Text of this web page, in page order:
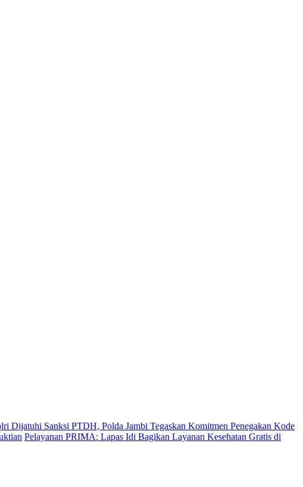
Dijatuhi Sanksi PTDH, Polda Jambi Tegaskan Komitmen Penegakan Kode
Pelayanan PRIMA: Lapas Idi Bagikan Layanan Kesehatan Gratis di